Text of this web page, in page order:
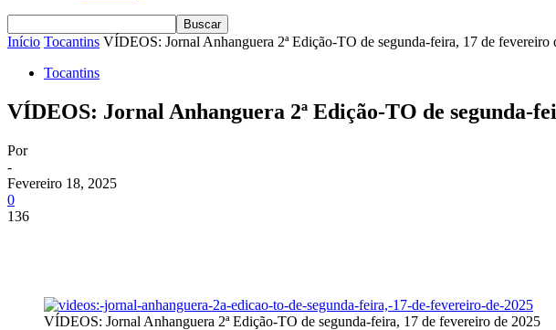
Início Tocantins VÍDEOS: Jornal Anhanguera 2ª Edição-TO de segunda-feira, 17 de fevereiro
Tocantins
VÍDEOS: Jornal Anhanguera 2ª Edição-TO de segunda-
Por
-
Fevereiro 18, 2025
0
136
VÍDEOS: Jornal Anhanguera 2ª Edição-TO de segunda-feira, 17 de fevereiro de 2025